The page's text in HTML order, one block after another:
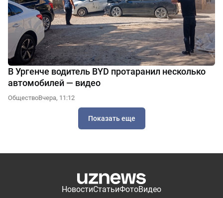
В Ургенче водитель BYD протаранил несколько
автомобилей — видео
ОбществоВчера, 11:12
Показать еще
НовостиСтатьиФотоВидео